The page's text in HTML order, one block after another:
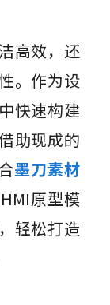
高效，还
。作为设
快速构建
助现成的
墨刀素材
原型模
轻松打造